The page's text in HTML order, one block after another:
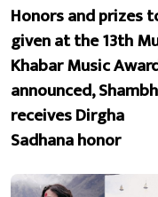
Honors and prizes
given at the 13th
Khabar Music
announced,
receives Dirgha
Sadhana honor